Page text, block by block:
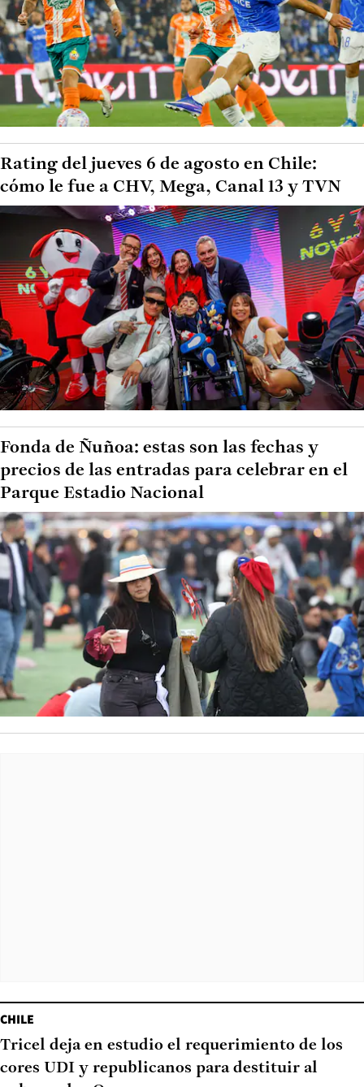
Rating del jueves 6 de agosto en Chile:
cómo le fue a CHV, Mega, Canal 13 y TVN
Fonda de Ñuñoa: estas son las fechas y
precios de las entradas para celebrar en el
Parque Estadio Nacional
CHILE
Tricel deja en estudio el requerimiento de los
cores UDI y republicanos para destituir al